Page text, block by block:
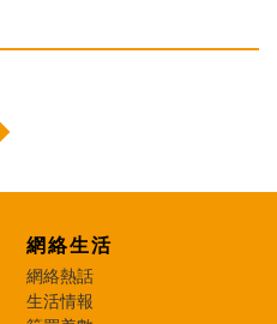
網絡生活
網絡熱話
生活情報